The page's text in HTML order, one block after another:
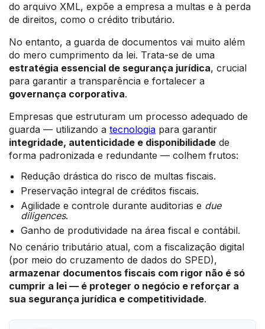
do arquivo XML, expõe a empresa a multas e à perda
de direitos, como o crédito tributário.
No entanto, a guarda de documentos vai muito além
do mero cumprimento da lei. Trata-se de uma
estratégia essencial de segurança jurídica, crucial
para garantir a transparência e fortalecer a
governança corporativa.
Empresas que estruturam um processo adequado de
guarda — utilizando a tecnologia para garantir
integridade, autenticidade e disponibilidade de
forma padronizada e redundante — colhem frutos:
Redução drástica do risco de multas fiscais.
Preservação integral de créditos fiscais.
Agilidade e controle durante auditorias e due
diligences.
Ganho de produtividade na área fiscal e contábil.
No cenário tributário atual, com a fiscalização digital
(por meio do cruzamento de dados do SPED),
armazenar documentos fiscais com rigor não é só
cumprir a lei — é proteger o negócio e reforçar a
sua segurança jurídica e competitividade.